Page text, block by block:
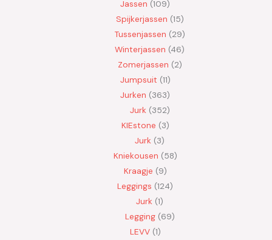
Jassen 109
Spijkerjassen 15
Tussenjassen 29
Winterjassen 46
Zomerjassen 2
Jumpsuit 11
Jurken 363
Jurk 352
KIEstone 3
Jurk 3
Kniekousen 58
Kraagje 9
Leggings 124
Jurk 1
Legging 69
LEVV 1